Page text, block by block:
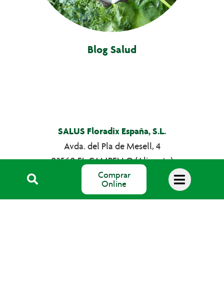
Comprar
Online
Blog Salud
SALUS Floradix España, S.L.
Avda. del Pla de Mesell, 4
03560 EL CAMPELLO (Alicante)
email: info@salus.es
Teléfono: 965 637 004